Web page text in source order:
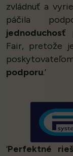
zvládnuť a
páčila
jednoduchosť
Fair, pretože
podporu.’
‘Perfektné